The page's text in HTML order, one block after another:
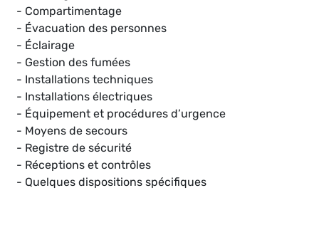
- Compartimentage
- Évacuation des personnes
- Éclairage
- Gestion des fumées
- Installations techniques
- Installations électriques
- Équipement et procédures d’urgence
- Moyens de secours
- Registre de sécurité
- Réceptions et contrôles
- Quelques dispositions spécifiques